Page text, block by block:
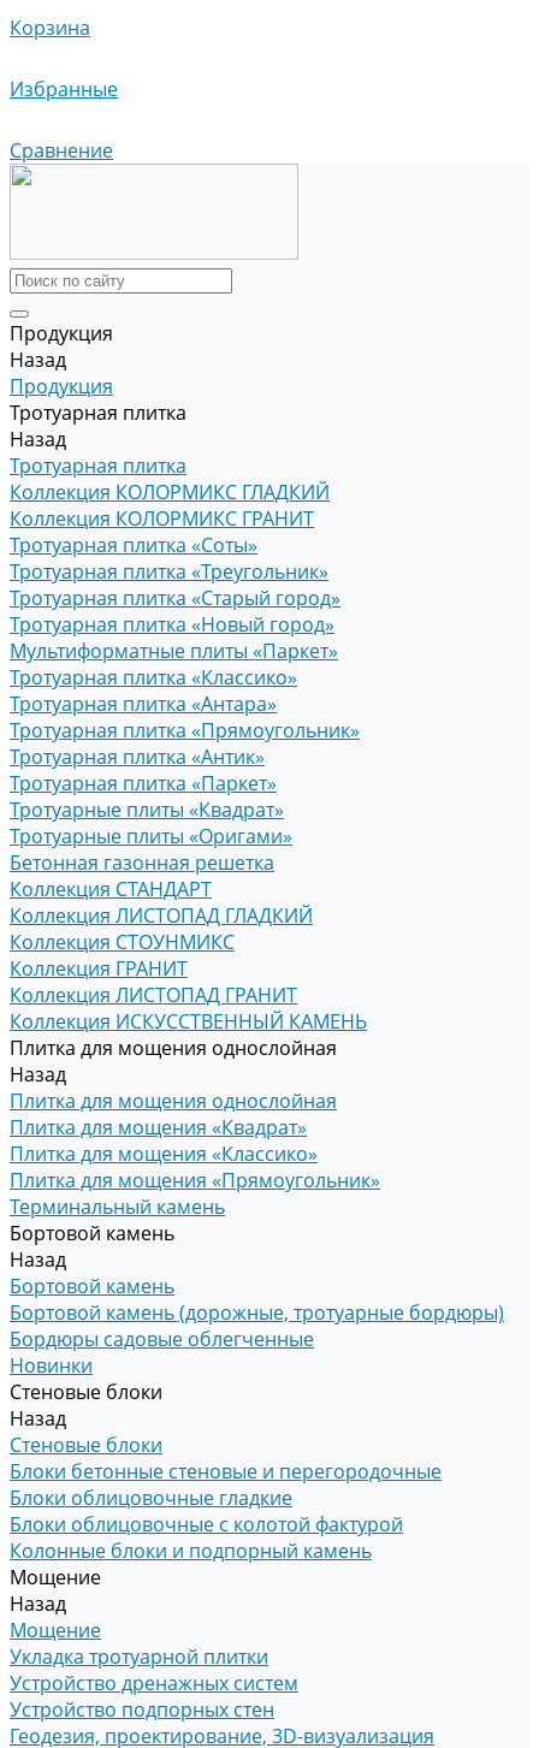
Корзина
Избранные
Сравнение
Продукция
Назад
Продукция
Тротуарная плитка
Назад
Тротуарная плитка
Коллекция КОЛОРМИКС ГЛАДКИЙ
Коллекция КОЛОРМИКС ГРАНИТ
Тротуарная плитка «Соты»
Тротуарная плитка «Треугольник»
Тротуарная плитка «Старый город»
Тротуарная плитка «Новый город»
Мультиформатные плиты «Паркет»
Тротуарная плитка «Классико»
Тротуарная плитка «Антара»
Тротуарная плитка «Прямоугольник»
Тротуарная плитка «Антик»
Тротуарная плитка «Паркет»
Тротуарные плиты «Квадрат»
Тротуарные плиты «Оригами»
Бетонная газонная решетка
Коллекция СТАНДАРТ
Коллекция ЛИСТОПАД ГЛАДКИЙ
Коллекция СТОУНМИКС
Коллекция ГРАНИТ
Коллекция ЛИСТОПАД ГРАНИТ
Коллекция ИСКУССТВЕННЫЙ КАМЕНЬ
Плитка для мощения однослойная
Назад
Плитка для мощения однослойная
Плитка для мощения «Квадрат»
Плитка для мощения «Классико»
Плитка для мощения «Прямоугольник»
Терминальный камень
Бортовой камень
Назад
Бортовой камень
Бортовой камень (дорожные, тротуарные бордюры)
Бордюры садовые облегченные
Новинки
Стеновые блоки
Назад
Стеновые блоки
Блоки бетонные стеновые и перегородочные
Блоки облицовочные гладкие
Блоки облицовочные с колотой фактурой
Колонные блоки и подпорный камень
Мощение
Назад
Мощение
Укладка тротуарной плитки
Устройство дренажных систем
Устройство подпорных стен
Геодезия, проектирование, 3D-визуализация